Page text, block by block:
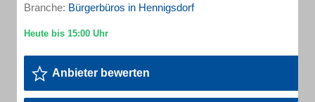
Branche: Bürgerbüros in Hennigsdorf
Anbieter bewerten